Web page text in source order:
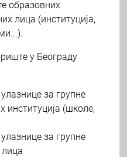
образовних
лица (институција,
у Београду
за групне
институција (школе,
за групне
лица